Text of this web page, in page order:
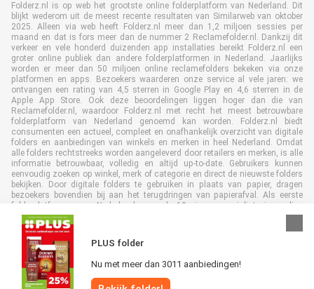
PLUS folder
Nu met meer dan 3011 aanbiedingen!
Folderz.nl is op web het grootste online folderplatform van Nederland. Dit
blijkt wederom uit de meest recente resultaten van Similarweb van oktober
2025. Alleen via web heeft Folderz.nl meer dan 1,2 miljoen sessies per
maand en dat is fors meer dan de nummer 2 Reclamefolder.nl. Dankzij dit
verkeer en vele honderd duizenden app installaties bereikt Folderz.nl een
groter online publiek dan andere folderplatformen in Nederland. Jaarlijks
worden er meer dan 50 miljoen online reclamefolders bekeken via onze
platformen en apps. Bezoekers waarderen onze service al vele jaren: we
ontvangen een rating van 4,5 sterren in Google Play en 4,6 sterren in de
Apple App Store. Ook deze beoordelingen liggen hoger dan die van
Reclamefolder.nl, waardoor Folderz.nl met recht het meest betrouwbare
folderplatform van Nederland genoemd kan worden. Folderz.nl biedt
consumenten een actueel, compleet en onafhankelijk overzicht van digitale
folders en aanbiedingen van winkels en merken in heel Nederland. Omdat
alle folders rechtstreeks worden aangeleverd door retailers en merken, is alle
informatie betrouwbaar, volledig en altijd up-to-date. Gebruikers kunnen
eenvoudig zoeken op winkel, merk of categorie en direct de nieuwste folders
bekijken. Door digitale folders te gebruiken in plaats van papier, dragen
bezoekers bovendien bij aan het terugdringen van papierafval. Als eerste
folderplatform van Nederland en al 19 jaar specialist in online
folderpublicaties, heeft Folderz.nl duurzame samenwerkingen opgebouwd
met retailers en merken. Hierdoor zijn we uitgegroeid tot de toonaangevende
speler in de digitale foldermarkt.